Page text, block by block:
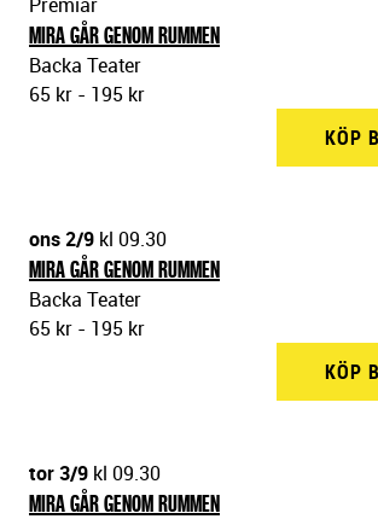
MIRA GÅR GENOM RUMMEN
Backa Teater
65 kr - 195 kr
KÖP
ons 2/9 kl 09.30
MIRA GÅR GENOM RUMMEN
Backa Teater
65 kr - 195 kr
KÖP
tor 3/9 kl 09.30
MIRA GÅR GENOM RUMMEN